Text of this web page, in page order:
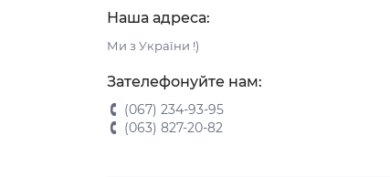
Наша адреса:
Ми з України !)
Зателефонуйте нам:
(067) 234-93-95
(063) 827-20-82